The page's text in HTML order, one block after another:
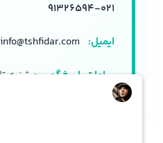
۰۲۱-۹۱۳۲۶۵۹۴
ایمیل: info@tshfidar.com
ساعات پاسخگویی:
۱۸:۰۰